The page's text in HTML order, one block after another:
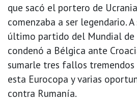
que sacó el portero de
comenzaba a ser legendario.
último partido del Mundial de
condenó a Bélgica ante
sumarle tres fallos
esta Eurocopa y varias
contra Rumanía.